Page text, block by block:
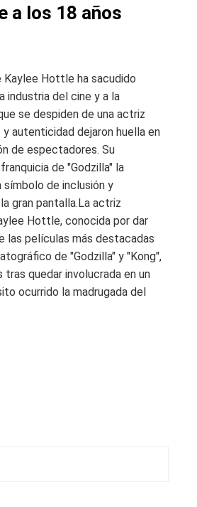
a los 18 años
Hottle ha sacudido
industria del cine y a la
se despiden de una actriz
autenticidad dejaron huella en
de espectadores. Su
de "Godzilla" la
de inclusión y
gran pantalla.La actriz
Hottle, conocida por dar
las películas más destacadas
de "Godzilla" y "Kong",
tras quedar involucrada en un
ocurrido la madrugada del